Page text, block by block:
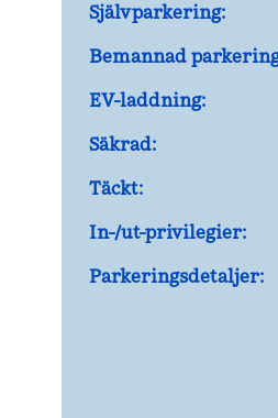
Självparkering:
Bemannad
EV-laddning:
Säkrad:
Täckt:
In-/ut-privilegier:
Parkeringsdetaljer: